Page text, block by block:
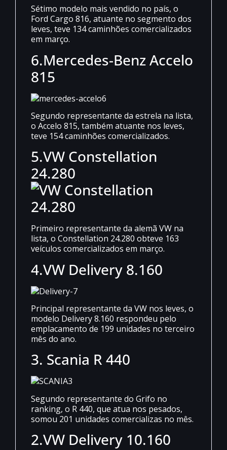
Sétimo modelo mais vendido no país, o
Ford Cargo 816, atuante no segmento dos
leves, teve 134 caminhões comercializados
em março.
6.Mercedes-Benz Accelo
815
Segundo representante da estrela na lista,
o Accelo 815, também atuante nos leves,
teve 154 caminhões comercializados.
5.VW Constellation
24.280
Primeiro representante da alemã VW na
lista, o Constellation 24.280 obteve 163
veículos comercializados em março.
4.VW Delivery 8.160
Principal representante da VW nos leves, o
modelo Delivery 8.160 respondeu pelo
emplacamento de 199 unidades no terceiro
mês do ano.
3. Scania R 440
Segundo representante do Grifo no
ranking, o R 440, que atua nos pesados,
somou 201 unidades comercializas no mês.
2.VW Delivery 10.160